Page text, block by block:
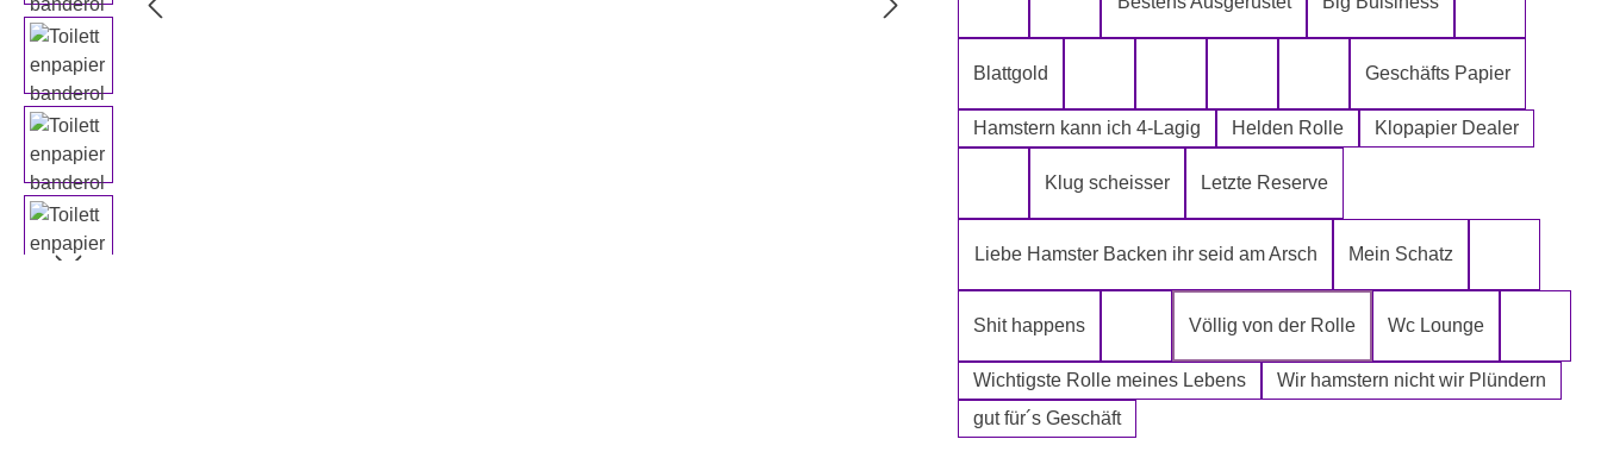
5-Lagig ich kann´s mir leisten
Alter spielt keine Rolle
Blattgold
Die letzte Rolle aus dem Regal -EGAL-
Geschäfts Papier
Hamstern kann ich 4-Lagig Helden Rolle Klopapier Dealer
Klopapier Mafia
Klug scheisser Letzte Reserve
Liebe Hamster Backen ihr seid am Arsch Mein Schatz
Shit happens
Tatort Reiniger
Völlig von der Rolle Wc Lounge
Wichtigste Rolle meines Lebens
Wir hamstern nicht wir Plündern
gut für´s Geschäft